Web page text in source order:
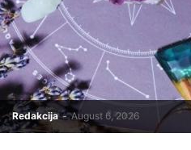
Redakcija - August 6, 2026